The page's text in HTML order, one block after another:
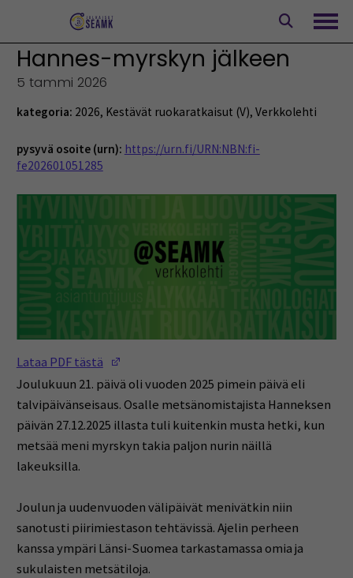
Hannes-myrskyn jälkeen
5 tammi 2026
kategoria: 2026, Kestävät ruokaratkaisut (V), Verkkolehti
pysyvä osoite (urn): https://urn.fi/URN:NBN:fi-
fe202601051285
Lataa PDF tästä
Joulukuun 21. päivä oli vuoden 2025 pimein päivä eli
talvipäivänseisaus. Osalle metsänomistajista Hanneksen
päivän 27.12.2025 illasta tuli kuitenkin musta hetki, kun
metsää meni myrskyn takia paljon nurin näillä
lakeuksilla.
Joulun ja uudenvuoden välipäivät menivätkin niin
sanotusti piirimiestason tehtävissä. Ajelin perheen
kanssa ympäri Länsi-Suomea tarkastamassa omia ja
sukulaisten metsätiloja.